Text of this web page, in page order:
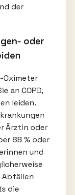
der
oder
Oximeter
an COPD,
leiden.
Ärztin oder
88 % oder
und
die